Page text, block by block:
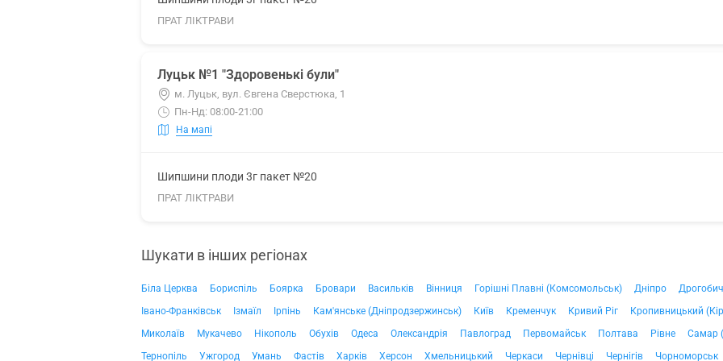
ПРАТ ЛІКТРАВИ
Луцьк №1 "Здоровенькі були"
м. Луцьк, вул. Євгена Сверстюка, 1
Пн-Нд: 08:00-21:00
На мапі
Шипшини плоди 3г пакет №20
ПРАТ ЛІКТРАВИ
Шукати в інших регіонах
Біла Церква Бориспіль Боярка Бровари Васильків Вінниця Горішні Плавні (Комсомольськ) Дніпро
Дрогобич
Івано-Франківськ
Ізмаїл Ірпінь Кам'янське (Дніпродзержинськ) Київ Кременчук Кривий Ріг
Кропивницький
Миколаїв
Мукачево Нікополь Обухів Одеса Олександрія Павлоград Первомайськ Полтава Рівне
Самар
Тернопіль
Ужгород Умань Фастів Харків Херсон Хмельницький Черкаси Чернівці Чернігів Чорноморськ